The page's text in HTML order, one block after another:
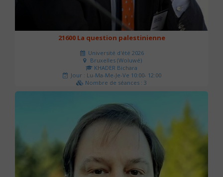
21600 La question palestinienne
Université d'été 2026
Bruxelles (Woluwé)
KHADER Bichara
Jour : Lu-Ma-Me-Je-Ve 10:00- 12:00
Nombre de séances : 3
63 €